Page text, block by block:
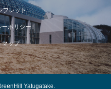
フレット
ーポリシー
マップ
Yatugatake.